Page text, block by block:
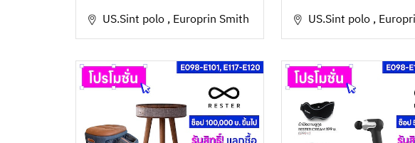
US.Sint polo , Europrin Smith US.Sint polo ,